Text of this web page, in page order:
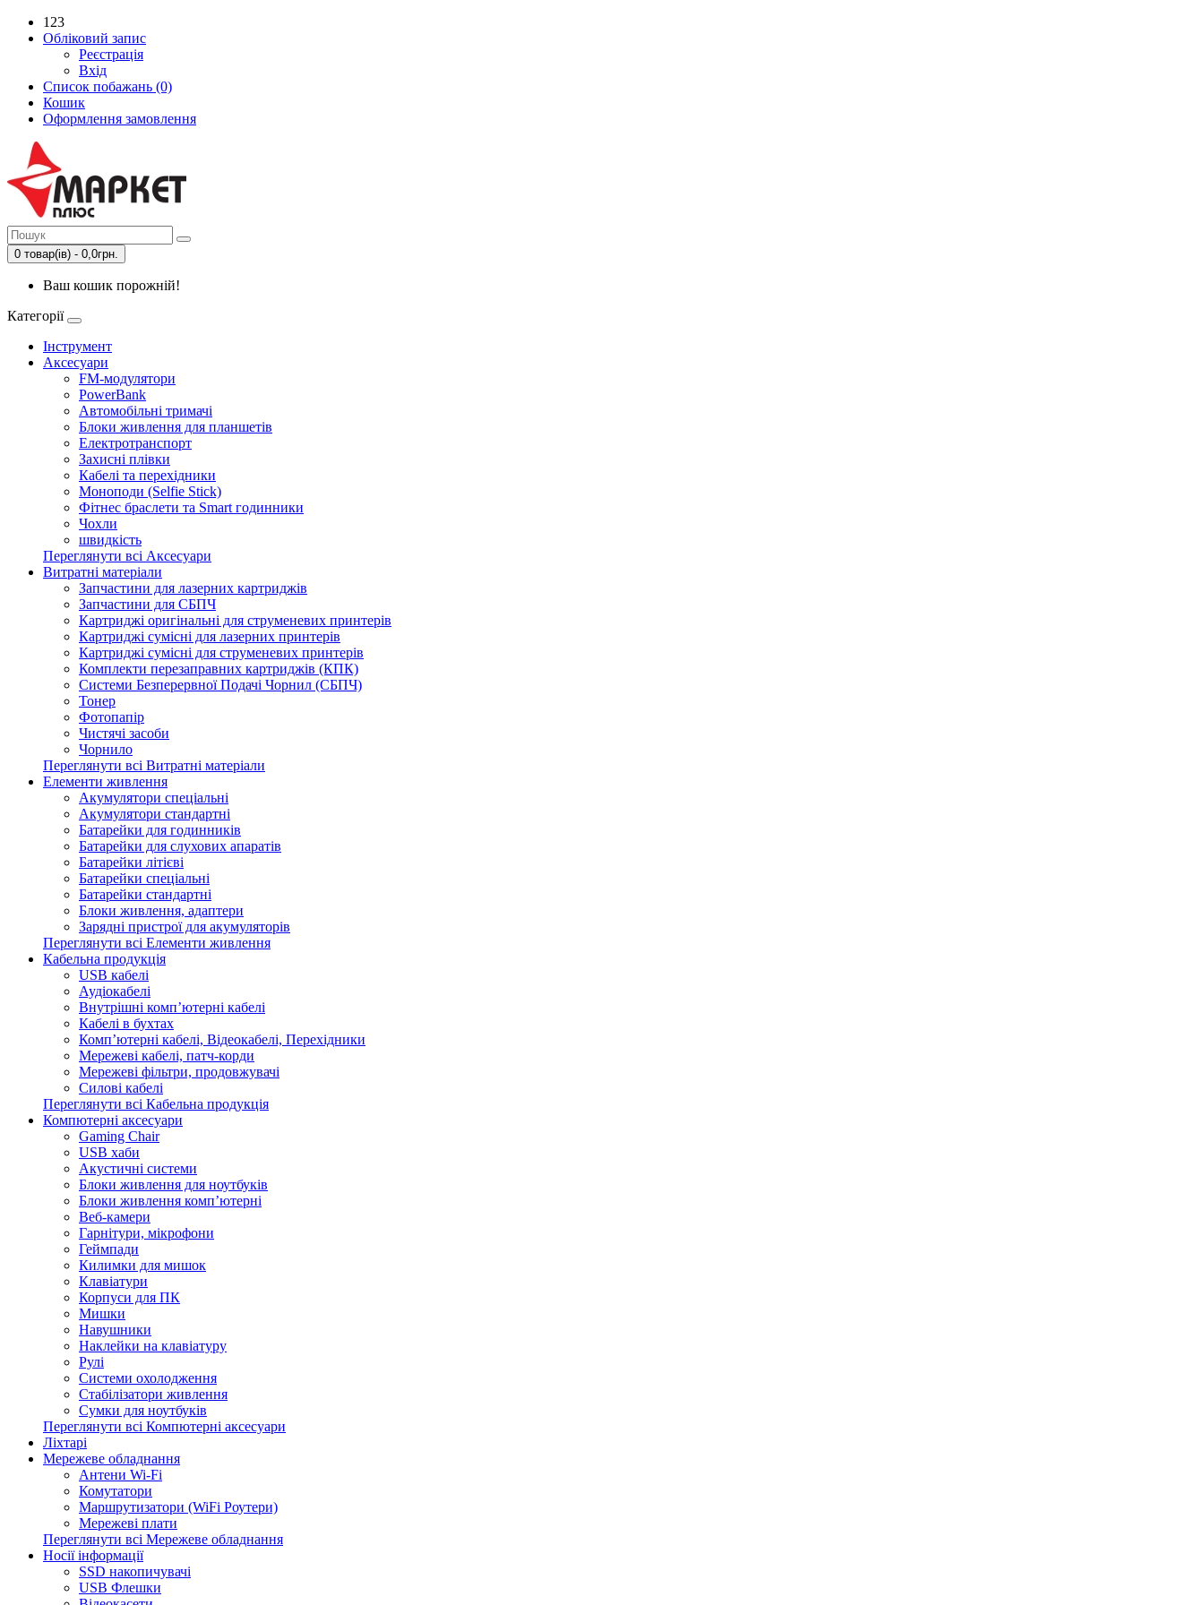
123
Обліковий запис
Реєстрація
Вхід
Список побажань (0)
Кошик
Оформлення замовлення
0 товар(ів) - 0,0грн.
Ваш кошик порожній!
Категорії
Інструмент
Аксесуари
FM-модулятори
PowerBank
Автомобільні тримачі
Блоки живлення для планшетів
Електротранспорт
Захисні плівки
Кабелі та перехідники
Моноподи (Selfie Stick)
Фітнес браслети та Smart годинники
Чохли
швидкість
Переглянути всі Аксесуари
Витратні матеріали
Запчастини для лазерних картриджів
Запчастини для СБПЧ
Картриджі оригінальні для струменевих принтерів
Картриджі сумісні для лазерних принтерів
Картриджі сумісні для струменевих принтерів
Комплекти перезаправних картриджів (КПК)
Системи Безперервної Подачі Чорнил (СБПЧ)
Тонер
Фотопапір
Чистячі засоби
Чорнило
Переглянути всі Витратні матеріали
Елементи живлення
Акумулятори спеціальні
Акумулятори стандартні
Батарейки для годинників
Батарейки для слухових апаратів
Батарейки літієві
Батарейки спеціальні
Батарейки стандартні
Блоки живлення, адаптери
Зарядні пристрої для акумуляторів
Переглянути всі Елементи живлення
Кабельна продукція
USB кабелі
Аудіокабелі
Внутрішні комп’ютерні кабелі
Кабелі в бухтах
Комп’ютерні кабелі, Відеокабелі, Перехідники
Мережеві кабелі, патч-корди
Мережеві фільтри, продовжувачі
Силові кабелі
Переглянути всі Кабельна продукція
Компютерні аксесуари
Gaming Chair
USB хаби
Акустичні системи
Блоки живлення для ноутбуків
Блоки живлення комп’ютерні
Веб-камери
Гарнітури, мікрофони
Геймпади
Килимки для мишок
Клавіатури
Корпуси для ПК
Мишки
Навушники
Наклейки на клавіатуру
Рулі
Системи охолодження
Стабілізатори живлення
Сумки для ноутбуків
Переглянути всі Компютерні аксесуари
Ліхтарі
Мережеве обладнання
Антени Wi-Fi
Комутатори
Маршрутизатори (WiFi Роутери)
Мережеві плати
Переглянути всі Мережеве обладнання
Носії інформації
SSD накопичувачі
USB Флешки